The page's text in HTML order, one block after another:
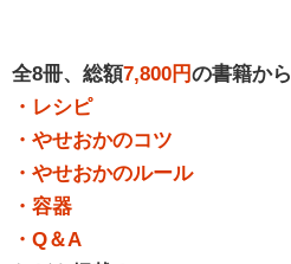
全8冊、総額7,800円の書籍から
・レシピ
・やせおかのコツ
・やせおかのルール
・容器
・Q＆A